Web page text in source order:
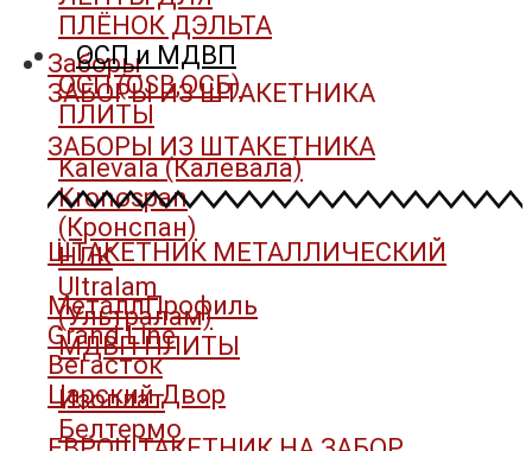
ПЛЁНОК ДЭЛЬТА
ОСП и МДВП
ОСП (OSB,ОСБ)
ПЛИТЫ
Kalevala (Калевала)
Kronospan
(Кронспан)
НЛК
Ultralam
(Ультралам)
МДВП ПЛИТЫ
Изоплат
Белтермо
Заборы
ЗАБОРЫ ИЗ ШТАКЕТНИКА
ЗАБОРЫ ИЗ ШТАКЕТНИКА
ШТАКЕТНИК МЕТАЛЛИЧЕСКИЙ
МеталлПрофиль
Grand Line
Вегасток
Царский Двор